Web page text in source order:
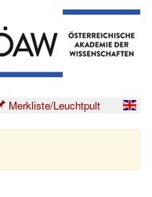
Merkliste/Leuchtpult